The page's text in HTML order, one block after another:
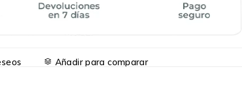
Añadir para comparar